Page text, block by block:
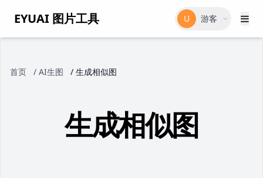
EYUAI 图片工具 U 游客
首页 / AI生图 / 生成相似图
生成相似图